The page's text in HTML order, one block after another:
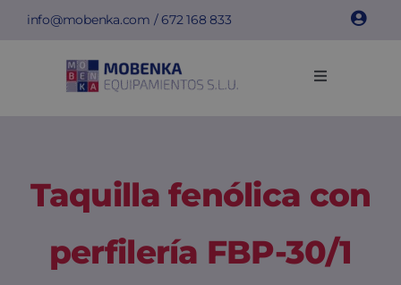
Saltar
contenido
info@mobenka.com /672 168 833
Toggle
Bancos
Instalaciones
Taquilla fenólica con
perfilería FBP-30/1